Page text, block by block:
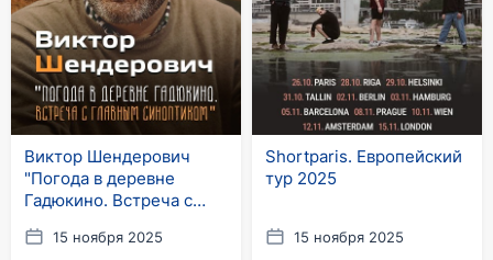
Виктор Шендерович
"Погода в деревне
Гадюкино. Встреча с
15 ноября 2025
Shortparis. Европейский
тур 2025
15 ноября 2025